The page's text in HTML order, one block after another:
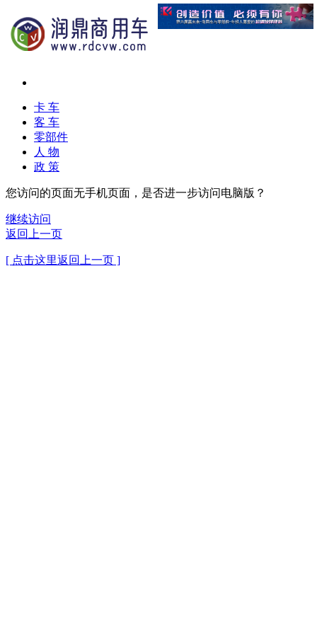
卡 车
客 车
零部件
人 物
政 策
您访问的页面无手机页面，是否进一步访问电脑版？
继续访问
返回上一页
[ 点击这里返回上一页 ]